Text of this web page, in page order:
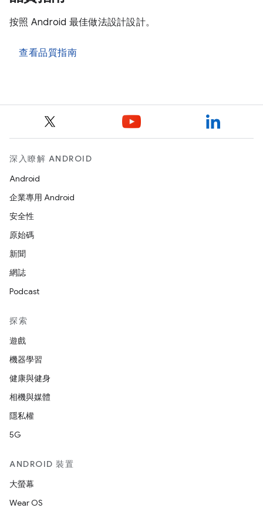
按照 Android 最佳做法設計設計。
查看品質指南
深入瞭解 ANDROID
Android
企業專用 Android
安全性
原始碼
新聞
網誌
Podcast
探索
遊戲
機器學習
健康與健身
相機與媒體
隱私權
5G
ANDROID 裝置
大螢幕
Wear OS